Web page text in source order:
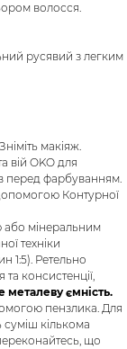
волосся.
русявий з легким
макіяж.
вій OKO для
перед фарбуванням.
Контурної
або мінеральним
техніки
1:5). Ретельно
консистенції,
металеву ємність.
пензлика. Для
суміш кількома
що